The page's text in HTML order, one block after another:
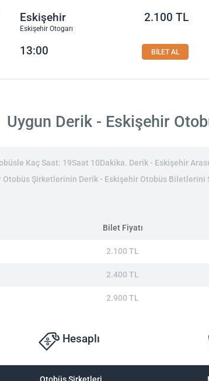
Eskişehir
Eskişehir Otogarı
2.100 TL
13:00 BİLET AL
Uygun Derik - Eskişehir
Kaç Saat: 19Saat 10Dakika. Derik - Eskişehir
Otobüs Şirketlerinin Derik - Eskişehir Otobüs Biletlerini
Bilet Fiyatı
2.100 TL
2.400 TL
2.900 TL
Hesaplı